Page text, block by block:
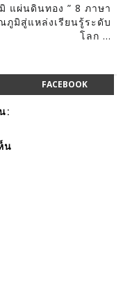
แผ่นดินทอง ” 8 ภาษา
มิสู่แหล่งเรียนรู้ระดับ
โลก ...
FACEBOOK
:
น